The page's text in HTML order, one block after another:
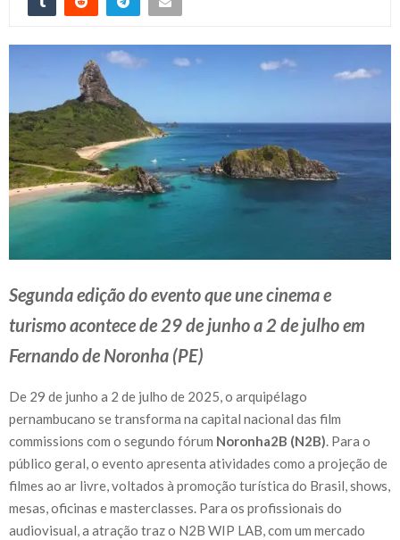
Segunda edição do evento que une cinema e
turismo acontece de 29 de junho a 2 de julho em
Fernando de Noronha (PE)
De 29 de junho a 2 de julho de 2025, o arquipélago
pernambucano se transforma na capital nacional das film
commissions com o segundo fórum Noronha2B (N2B). Para o
público geral, o evento apresenta atividades como a projeção de
filmes ao ar livre, voltados à promoção turística do Brasil, shows,
mesas, oficinas e masterclasses. Para os profissionais do
audiovisual, a atração traz o N2B WIP LAB, com um mercado